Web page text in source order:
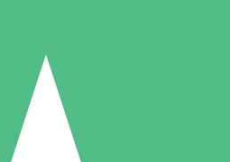
Individuels
téléchargement. Sans engagement